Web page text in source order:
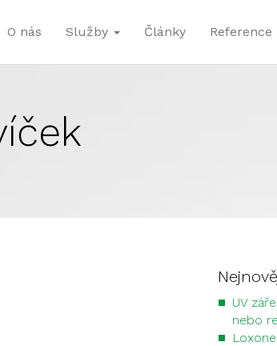
O nás Služby Články Reference
UV
nebo